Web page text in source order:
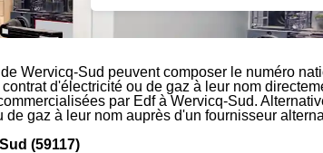
Wervicq-Sud peuvent composer le numéro
contrat d'électricité ou de gaz à leur nom
par Edf à Wervicq-Sud.
de gaz à leur nom auprès d'un fournisseur
(59117)